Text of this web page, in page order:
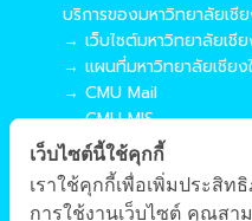
บริการของมหาวิทยาลัยเชี
→ เว็บไซต์มหาวิทยาลัยเชี
→ แผนที่มหาวิทยาลัยเชียง
→ CMU Mail
→ CMU MIS
→ CMU SIS
→ CMU WiFi
บริการของคณะศึกษาศาส
เว็บไซต์นี้ใช้คุกกี้
เราใช้คุกกี้เพื่อเพิ่มประสิ
การใช้งานเว็บไซต์ คุณสา